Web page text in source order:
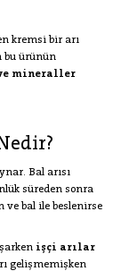
kremsi bir arı
bu ürünün
mineraller
Bal arısı
süreden sonra
ve bal ile beslenirse
işçi arılar
gelişmemişken